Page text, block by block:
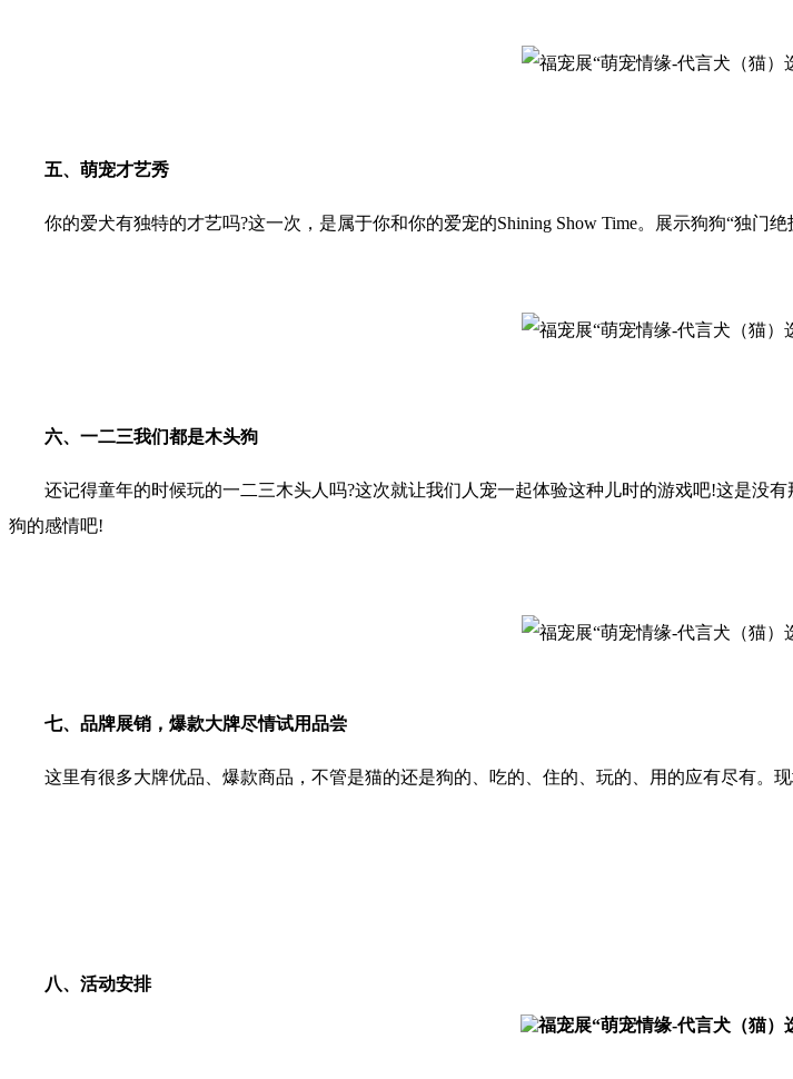
五、萌宠才艺秀
你的爱犬有独特的才艺吗?这一次，是属于你和你的爱宠的Shining Show Time。展示狗狗“独门
六、一二三我们都是木头狗
还记得童年的时候玩的一二三木头人吗?这次就让我们人宠一起体验这种儿时的游戏吧!这是没
狗的感情吧!
七、品牌展销，爆款大牌尽情试用品尝
这里有很多大牌优品、爆款商品，不管是猫的还是狗的、吃的、住的、玩的、用的应有尽有。
八、活动安排